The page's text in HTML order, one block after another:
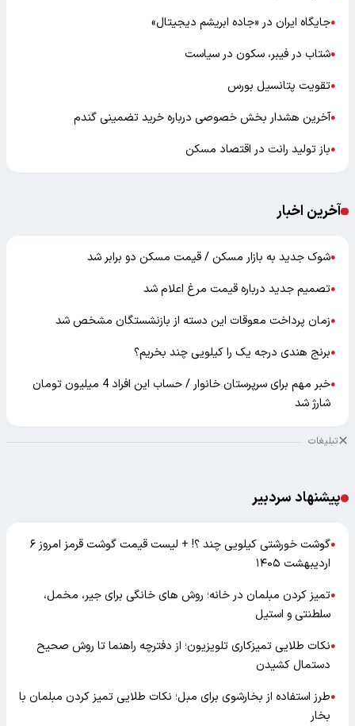
●جایگاه ایران در «جاده ابریشم دیجیتال»
●شتاب در فیبر، سکون در سیاست
●تقویت پتانسیل بورس
●آخرین هشدار بخش خصوصی درباره خرید تضمینی گندم
●باز تولید رانت در اقتصاد مسکن
آخرین اخبار
●شوک جدید به بازار مسکن / قیمت مسکن دو برابر شد
●تصمیم جدید درباره قیمت مرغ اعلام شد
●زمان پرداخت معوقات این دسته از بازنشستگان مشخص شد
●برنج هندی درجه یک را کیلویی چند بخریم؟
●
خبر مهم برای سرپرستان خانوار / حساب این افراد 4 میلیون تومان
شارژ شد
تبلیغات
پیشنهاد سردبیر
●
گوشت خورشتی کیلویی چند ؟! + لیست قیمت گوشت قرمز امروز ۶
اردیبهشت ۱۴۰۵
●تمیز کردن مبلمان در خانه؛ روش های خانگی برای جیر، مخمل،
سلطنتی و استیل
●نکات طلایی تمیزکاری تلویزیون؛ از دفترچه راهنما تا روش صحیح
دستمال کشیدن
●طرز استفاده از بخارشوی برای مبل؛ نکات طلایی تمیز کردن مبلمان با
بخار